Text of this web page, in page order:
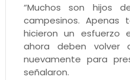
“Muchos son hijos
campesinos. Apenas
hicieron un esfuerzo
ahora deben volver
nuevamente para
señalaron.